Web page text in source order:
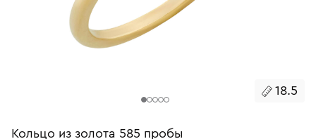
18.5
Кольцо из золота 585 пробы